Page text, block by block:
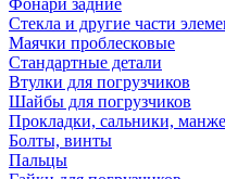
Фонари задние
Стекла и другие части
Маячки проблесковые
Стандартные детали
Втулки для погрузчиков
Шайбы для погрузчиков
Прокладки, сальники,
Болты, винты
Пальцы